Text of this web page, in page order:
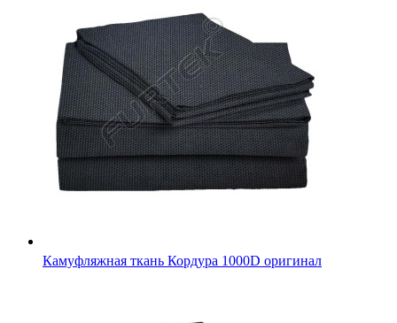
Ткань камуфляж Оксфорд 600D ПУ 72T черный